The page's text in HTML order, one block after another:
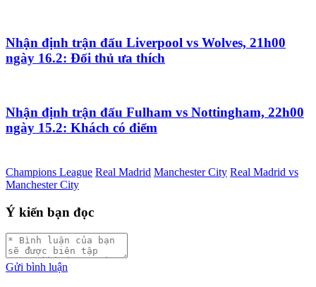
Nhận định trận đấu Liverpool vs Wolves, 21h00
ngày 16.2: Đối thủ ưa thích
Nhận định trận đấu Fulham vs Nottingham, 22h00
ngày 15.2: Khách có điểm
Champions League Real Madrid Manchester City Real Madrid vs
Manchester City
Ý kiến bạn đọc
Gửi bình luận